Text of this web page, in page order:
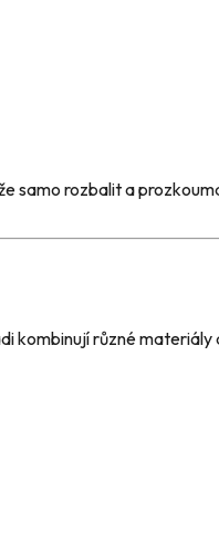
samo rozbalit a
kombinují různé